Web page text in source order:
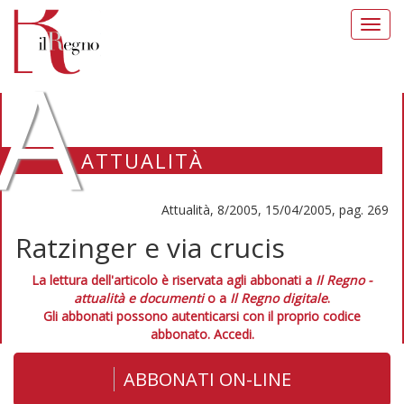
ATTUALITÀ
Attualità, 8/2005, 15/04/2005, pag. 269
Ratzinger e via crucis
La lettura dell'articolo è riservata agli abbonati a Il Regno -
attualità e documentio a Il Regno digitale.
Gli abbonati possono autenticarsi con il proprio codice
abbonato. Accedi.
ABBONATI ON-LINE